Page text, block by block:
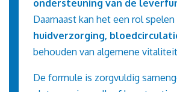
ondersteuning van de
Daarnaast kan het een rol
huidverzorging,
behouden van algemene
De formule is zorgvuldig